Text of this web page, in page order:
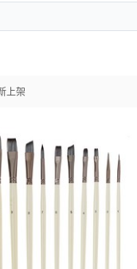
上架